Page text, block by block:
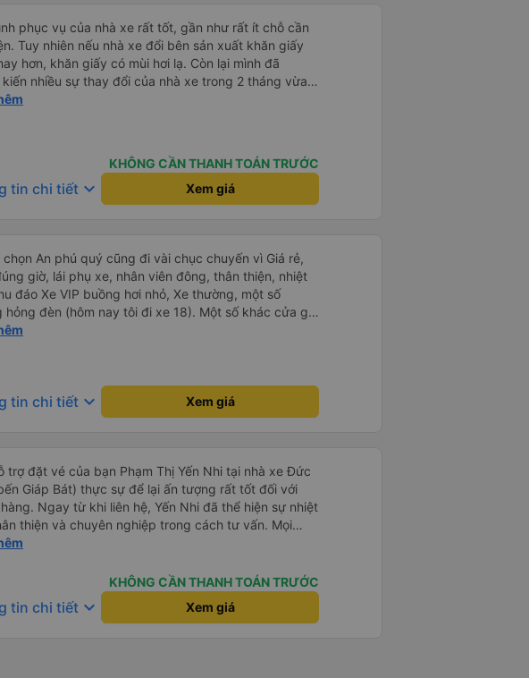
phục vụ của nhà xe rất tốt, gần như rất ít chỗ cần
Tuy nhiên nếu nhà xe đổi bên sản xuất khăn giấy
hơn, khăn giấy có mùi hơi lạ. Còn lại mình đã
nhiều sự thay đổi của nhà xe trong 2 tháng vừa
và phụ xe ngày càng thân thiện, quy trình phục vụ
KHÔNG CẦN THANH TOÁN TRƯỚC
tin chi tiết keyboard_arrow_down Xem giá
chọn An phú quý cũng đi vài chục chuyến vì Giá rẻ,
giờ, lái phụ xe, nhân viên đông, thân thiện, nhiệt
đáo Xe VIP buồng hơi nhỏ, Xe thường, một số
hỏng đèn (hôm nay tôi đi xe 18). Một số khác cửa gió
(cửa cuộn) nút kẹt, khá lạnh. Tuy nhiên, về lâu dài
tin chi tiết keyboard_arrow_down Xem giá
trợ đặt vé của bạn Phạm Thị Yến Nhi tại nhà xe Đức
Giáp Bát) thực sự để lại ấn tượng rất tốt đối với
Ngay từ khi liên hệ, Yến Nhi đã thể hiện sự nhiệt
thiện và chuyên nghiệp trong cách tư vấn. Mọi
đều được giải đáp rõ ràng, nhanh chóng, giúp
còn chủ động hỗ trợ trong suốt quá trình đặt vé, từ
chỗ, xác nhận thông tin đến nhắc nhở giờ xe chạy.
KHÔNG CẦN THANH TOÁN TRƯỚC
tin chi tiết keyboard_arrow_down Xem giá